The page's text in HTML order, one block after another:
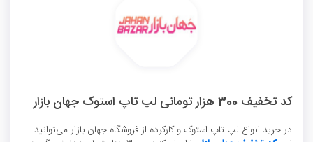
کد تخفیف 300 هزار تومانی لپ تاپ استوک جهان بازار
در خرید انواع لپ تاپ استوک و کارکرده از فروشگاه جهان بازار می‌توانید